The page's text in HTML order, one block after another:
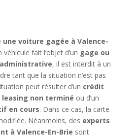
une voiture gagée à Valence-
véhicule fait l’objet d’un gage ou
, il est interdit à un
tant que la situation n’est pas
peut résulter d’un crédit
leasing non terminé ou d’un
en cours. Dans ce cas, la carte
Néanmoins, des experts
à Valence-En-Brie sont